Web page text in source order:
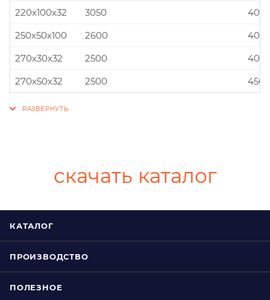
220x100x32
3050
250x50x100
2600
270x30x32
2500
270x50x32
2500
скачать каталог
КАТАЛОГ
ПРОИЗВОДСТВО
ПОЛЕЗНОЕ